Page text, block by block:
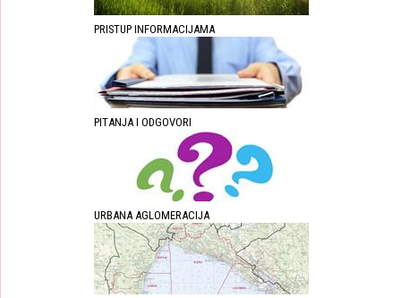
PRISTUP INFORMACIJAMA
PITANJA I ODGOVORI
URBANA AGLOMERACIJA